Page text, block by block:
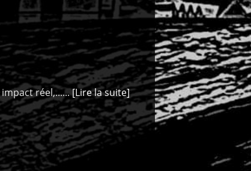
réel,......[Lire la suite]